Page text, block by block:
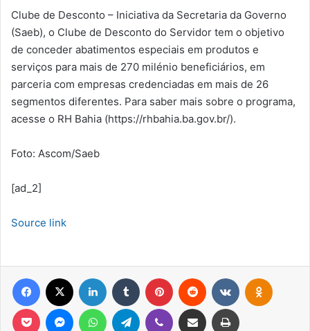
Clube de Desconto – Iniciativa da Secretaria da Governo
(Saeb), o Clube de Desconto do Servidor tem o objetivo
de conceder abatimentos especiais em produtos e
serviços para mais de 270 milénio beneficiários, em
parceria com empresas credenciadas em mais de 26
segmentos diferentes. Para saber mais sobre o programa,
acesse o RH Bahia (https://rhbahia.ba.gov.br/).
Foto: Ascom/Saeb
[ad_2]
Source link
Facebook Linkedin Tumblr Pinterest Reddit
Pocket MessengerWhatsAppTelegram Viber Compartilhar via e-mail Imprimir